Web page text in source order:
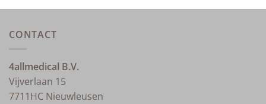
CONTACT
4allmedical B.V.
Vijverlaan 15
7711HC Nieuwleusen